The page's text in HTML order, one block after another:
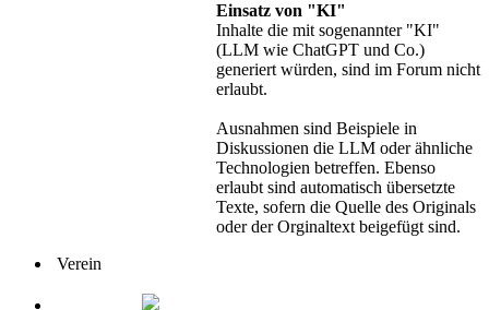
Einsatz von "KI"
Inhalte die mit sogenannter "KI"
(LLM wie ChatGPT und Co.)
generiert würden, sind im Forum nicht
erlaubt.
Ausnahmen sind Beispiele in
Diskussionen die LLM oder ähnliche
Technologien betreffen. Ebenso
erlaubt sind automatisch übersetzte
Texte, sofern die Quelle des Originals
oder der Orginaltext beigefügt sind.
Verein